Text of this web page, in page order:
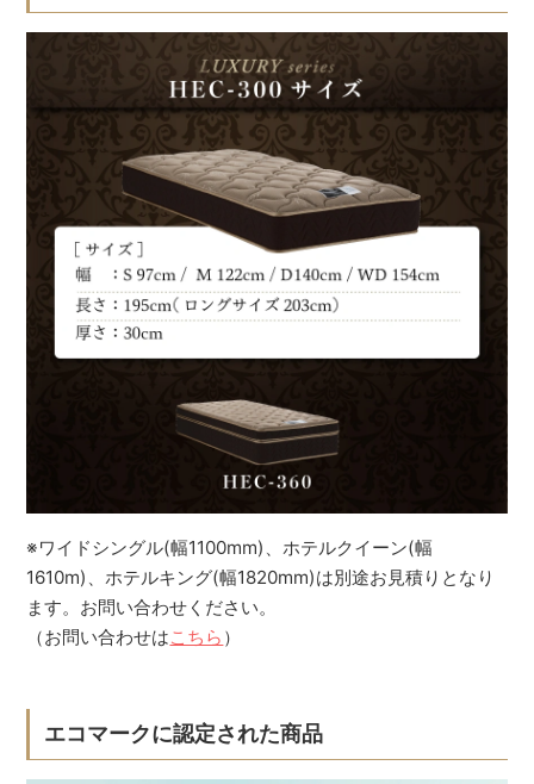
※ワイドシングル(幅1100mm)、ホテルクイーン(幅
1610m)、ホテルキング(幅1820mm)は別途お見積りとなり
ます。お問い合わせください。
（お問い合わせはこちら ）
エコマークに認定された商品